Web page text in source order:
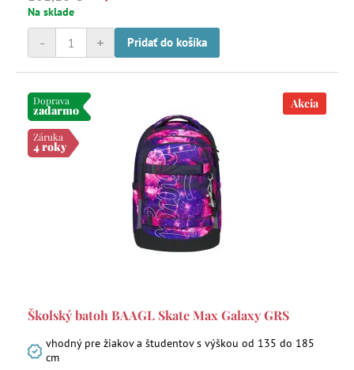
Na sklade
+
- Pridať do košíka
Doprava
zadarmo
Záruka
4 roky
Akcia
Školský batoh BAAGL Skate Max Galaxy GRS
vhodný pre žiakov a študentov s výškou od 135 do 185
cm